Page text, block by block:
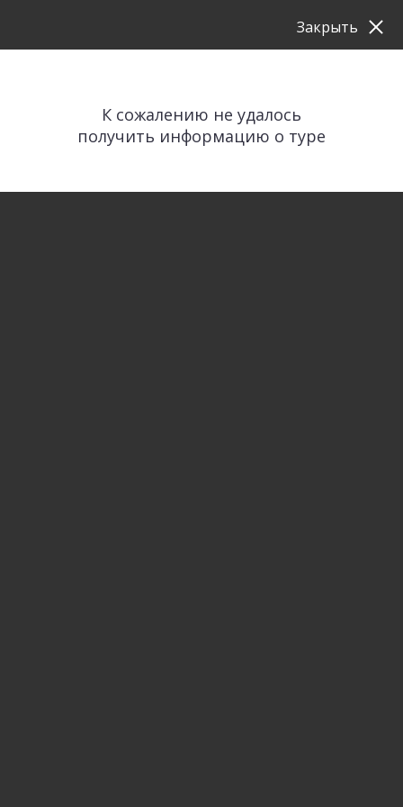
К сожалению не удалось
получить информацию о туре
Закрыть